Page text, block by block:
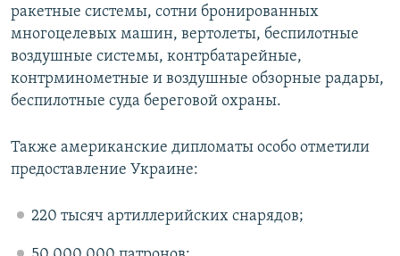
ракетные системы, сотни бронированных
многоцелевых машин, вертолеты, беспилотные
воздушные системы, контрбатарейные,
контрминометные и воздушные обзорные радары,
беспилотные суда береговой охраны.
Также американские дипломаты особо отметили
предоставление Украине:
220 тысяч артиллерийских снарядов;